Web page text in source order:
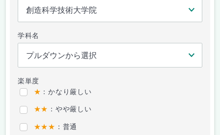
学科名
楽単度
★ ：かなり厳しい
★★ ：やや厳しい
★★★ ：普通